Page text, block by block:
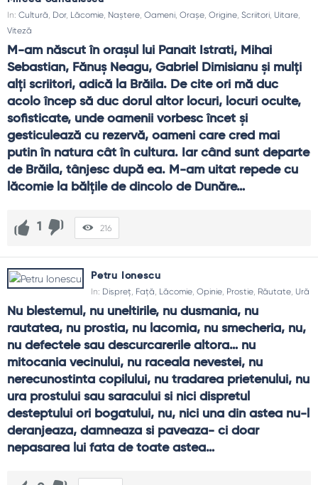
In: Cultură, Dor, Lăcomie, Naștere, Oameni, Orașe, Origine, Scriitori, Uitare,
Viteză
M-am născut în orașul lui Panait Istrati, Mihai
Sebastian, Fănuș Neagu, Gabriel Dimisianu și mulți
alți scriitori, adică la Brăila. De cite ori mă duc
acolo încep să duc dorul altor locuri, locuri oculte,
sofisticate, unde oamenii vorbesc încet și
gesticulează cu rezervă, oameni care cred mai
putin în natura cât în cultura. Iar când sunt departe
de Brăila, tânjesc după ea. M-am uitat repede cu
lăcomie la bălțile de dincolo de Dunăre…
1 216
Petru Ionescu
In: Dispreț, Față, Lăcomie, Opinie, Prostie, Răutate, Ură
Nu blestemul, nu uneltirile, nu dusmania, nu
rautatea, nu prostia, nu lacomia, nu smecheria, nu,
nu defectele sau descurcarerile altora… nu
mitocania vecinului, nu raceala nevestei, nu
nerecunostinta copilului, nu tradarea prietenului, nu
ura prostului sau saracului si nici dispretul
desteptului ori bogatului, nu, nici una din astea nu-l
deranjeaza, damneaza si paveaza- ci doar
nepasarea lui fata de toate astea…